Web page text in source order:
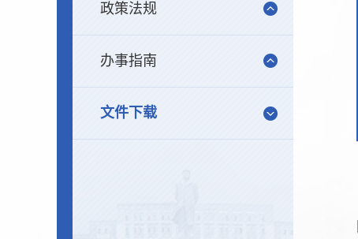
政策法规
办事指南
文件下载